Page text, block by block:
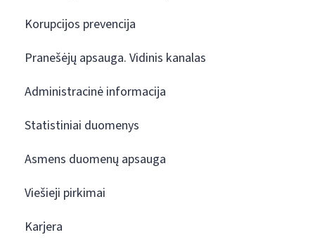
Korupcijos prevencija
Pranešėjų apsauga. Vidinis kanalas
Administracinė informacija
Statistiniai duomenys
Asmens duomenų apsauga
Viešieji pirkimai
Karjera